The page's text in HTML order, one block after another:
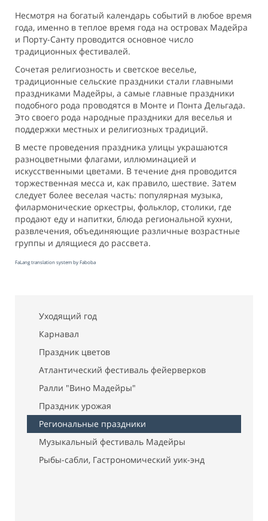
Несмотря на богатый календарь событий в любое время
года, именно в теплое время года на островах Мадейра
и Порту-Санту проводится основное число
традиционных фестивалей.
Сочетая религиозность и светское веселье,
традиционные сельские праздники стали главными
праздниками Мадейры, а самые главные праздники
подобного рода проводятся в Монте и Понта Дельгада.
Это своего рода народные праздники для веселья и
поддержки местных и религиозных традиций.
В месте проведения праздника улицы украшаются
разноцветными флагами, иллюминацией и
искусственными цветами. В течение дня проводится
торжественная месса и, как правило, шествие. Затем
следует более веселая часть: популярная музыка,
филармонические оркестры, фольклор, столики, где
продают еду и напитки, блюда региональной кухни,
развлечения, объединяющие различные возрастные
группы и длящиеся до рассвета.
FaLang translation system by Faboba
Уходящий год
Карнавал
Праздник цветов
Атлантический фестиваль фейерверков
Ралли "Вино Мадейры"
Праздник урожая
Региональные праздники
Музыкальный фестиваль Мадейры
Рыбы-сабли, Гастрономический уик-энд